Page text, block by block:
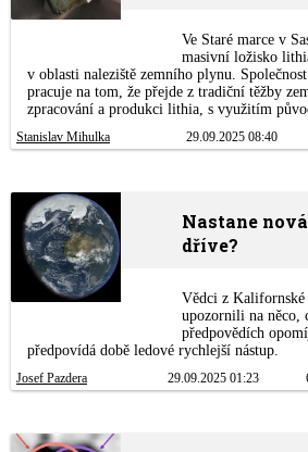
Ve Staré marce v
masivní ložisko
v oblasti naleziště zemního plynu.
pracuje na tom, že přejde z tradiční těžby
zpracování a produkci lithia, s využitím
Stanislav Mihulka 29.09.2025 08:40
Nastane
dříve?
Vědci z
upozornili na něco,
předpovědích
předpovídá době ledové rychlejší nástup.
Josef Pazdera 29.09.2025 01:23